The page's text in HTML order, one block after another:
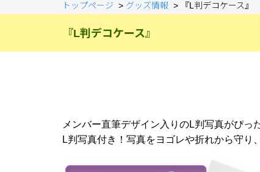
トップページ > グッズ情報 > 『L判デコケース』
『L判デコケース』
メンバー直筆デザイン入りのL判写真がぴっ
L判写真付き！ 写真をヨゴレや折れから守り